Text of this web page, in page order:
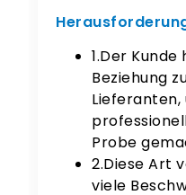
1.Der
Beziehung
Lieferanten,
Probe
2.Diese Art
viele